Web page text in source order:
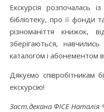
Екскурсія розпочалась
бібліотеку, про її фонди
різноманіття книжок,
зберігаються,
каталогом і абонементом
Дякуємо співробітникам
екскурсію!
Заст.декана ФІСЕ Наталія